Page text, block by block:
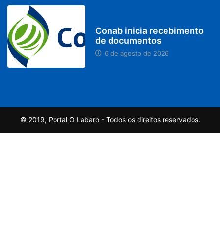
Conab inicia recebimento
de documentos
6 de agosto de 2026
© 2019, Portal O Labaro - Todos os direitos reservados.